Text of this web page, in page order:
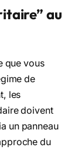
au
que vous
de
les
doivent
un panneau
du